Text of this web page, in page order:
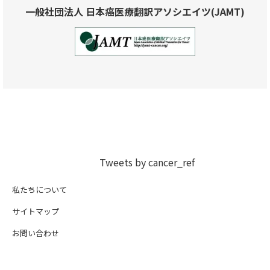
一般社団法人 日本癌医療翻訳アソシエイツ(JAMT)
Tweets by cancer_ref
私たちについて
サイトマップ
お問い合わせ